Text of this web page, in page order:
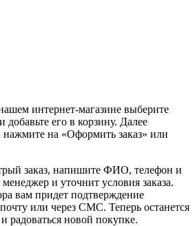
интернет-магазине выберите
его в корзину. Далее
на «Оформить заказ» или
заказ, напишите ФИО, телефон и
и уточнит условия заказа.
вам придет подтверждение
или через СМС. Теперь останется
радоваться новой покупке.